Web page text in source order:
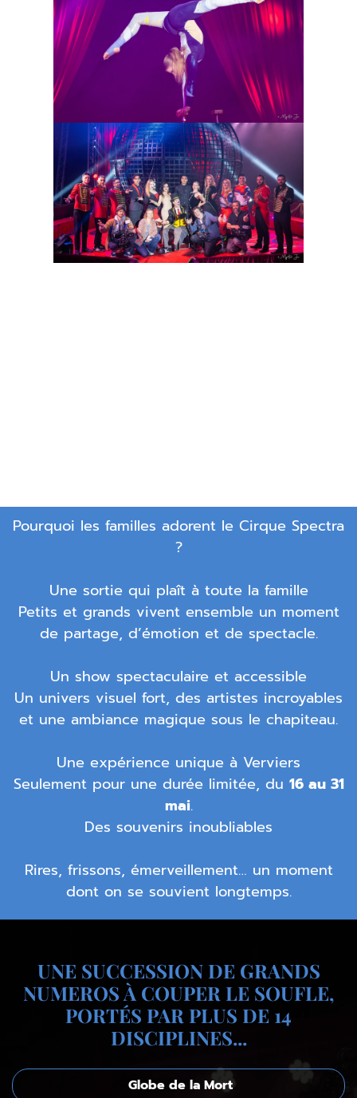
Pourquoi les familles adorent le Cirque Spectra
?
Une sortie qui plaît à toute la famille
Petits et grands vivent ensemble un moment
de partage, d’émotion et de spectacle.
Un show spectaculaire et accessible
Un univers visuel fort, des artistes incroyables
et une ambiance magique sous le chapiteau.
Une expérience unique à Verviers
Seulement pour une durée limitée, du 16 au 31
mai.
Des souvenirs inoubliables
Rires, frissons, émerveillement… un moment
dont on se souvient longtemps.
UNE SUCCESSION DE GRANDS
NUMEROS À COUPER LE SOUFLE,
PORTÉS PAR PLUS DE 14
DISCIPLINES...
Globe de la Mort